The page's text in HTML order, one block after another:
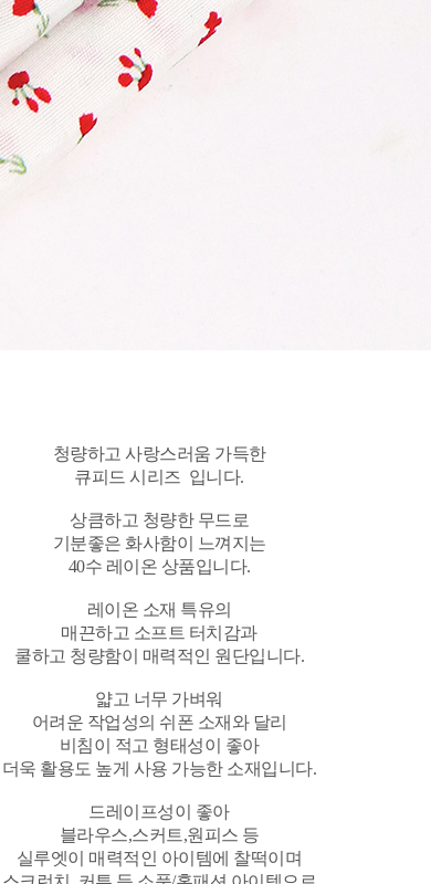
청량하고 사랑스러움 가득한
큐피드 시리즈 입니다.
상큼하고 청량한 무드로
기분좋은 화사함이 느껴지는
40수 레이온 상품입니다.
레이온 소재 특유의
매끈하고 소프트 터치감과
쿨하고 청량함이 매력적인 원단입니다.
얇고 너무 가벼워
어려운 작업성의 쉬폰 소재와 달리
비침이 적고 형태성이 좋아
더욱 활용도 높게 사용 가능한 소재입니다.
드레이프성이 좋아
블라우스,스커트,원피스 등
실루엣이 매력적인 아이템에 찰떡이며